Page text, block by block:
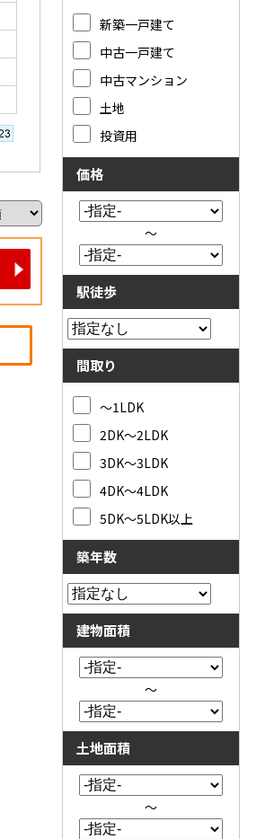
新築一戸建て
中古一戸建て
中古マンション
土地
投資用
価格
～
駅徒歩
間取り
～1LDK
2DK～2LDK
3DK～3LDK
4DK～4LDK
5DK～5LDK以上
築年数
建物面積
～
土地面積
～